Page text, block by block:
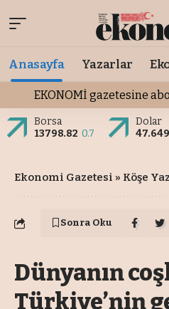
Anasayfa Yazarlar
EKONOMİ gazetesine
Borsa
13798.82 0.7
Dolar
Ekonomi Gazetesi » Köşe
Sonra Oku
Dünyanın
Türkiye’nin